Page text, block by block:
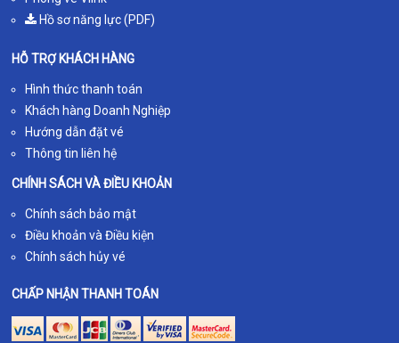
Hồ sơ năng lực (PDF)
HỖ TRỢ KHÁCH HÀNG
Hình thức thanh toán
Khách hàng Doanh Nghiệp
Hướng dẫn đặt vé
Thông tin liên hệ
CHÍNH SÁCH VÀ ĐIỀU KHOẢN
Chính sách bảo mật
Điều khoản và Điều kiện
Chính sách hủy vé
CHẤP NHẬN THANH TOÁN